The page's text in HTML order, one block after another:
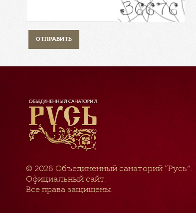
© 2026 Объединенный санаторий “Русь”.
Официальный сайт.
Все права защищены.